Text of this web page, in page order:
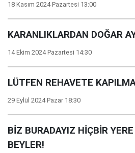
18 Kasım 2024 Pazartesi 13:00
KARANLIKLARDAN DOĞAR
14 Ekim 2024 Pazartesi 14:30
LÜTFEN REHAVETE
29 Eylül 2024 Pazar 18:30
BİZ BURADAYIZ HİÇBİR
BEYLER!